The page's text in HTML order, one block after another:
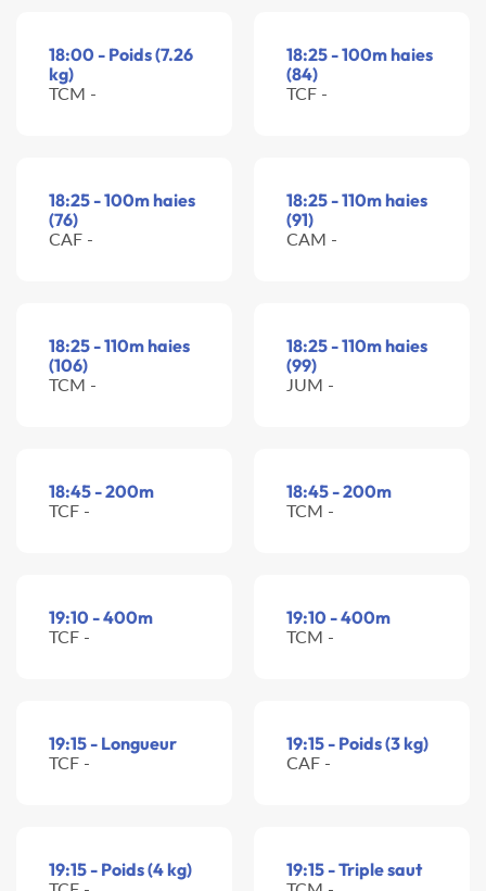
18:00 - Poids (7.26
kg)
TCM -
18:25 - 100m haies
(84)
TCF -
18:25 - 100m haies
(76)
CAF -
18:25 - 110m haies
(91)
CAM -
18:25 - 110m haies
(106)
TCM -
18:25 - 110m haies
(99)
JUM -
18:45 - 200m
TCF -
18:45 - 200m
TCM -
19:10 - 400m
TCF -
19:10 - 400m
TCM -
19:15 - Longueur
TCF -
19:15 - Poids (3 kg)
CAF -
19:15 - Poids (4 kg) 19:15 - Triple saut